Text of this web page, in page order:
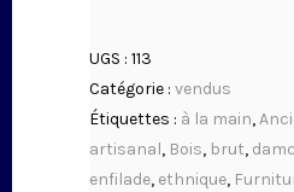
UGS : 113
Catégorie : vendus
Étiquettes : à la main,
artisanal, Bois, brut,
enfilade, ethnique,